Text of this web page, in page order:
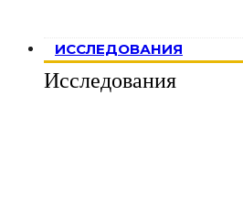
ИССЛЕДОВАНИЯ
Исследования